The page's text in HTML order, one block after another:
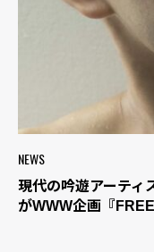
NEWS
現代の吟遊アーティ
がWWW企画『